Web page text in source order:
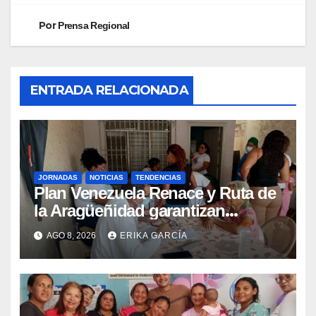
PorPrensa Regional
ENTRADA RELACIONADA
JORNADAS NOTICIAS TENDENCIAS
Plan Venezuela Renace y Ruta de
la Aragüeñidad garantizan
atención médica integral en
Aragua
AGO 8, 2026 ERIKA GARCÍA